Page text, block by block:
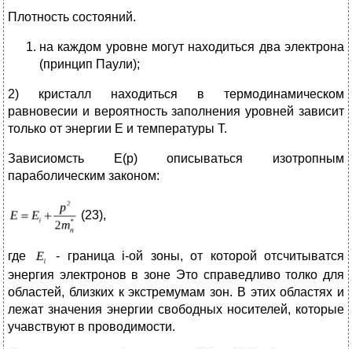
Плотность состояний.
на каждом уровне могут находиться два электрона
(принцип Паули);
2) кристалл находиться в термодинамическом
равновесии и вероятность заполнения уровней зависит
только от энергии Е и температуры Т.
Зависиомсть Е(р) описываться изотропным
параболическим законом:
(23),
где
- граница i-ой зоны, от которой отсчитыватся
энергия электронов в зоне Это справедливо толко для
областей, близких к экстремумам зон. В этих областях и
лежат значения энергии свободных носителей, которые
учавствуют в проводимости.